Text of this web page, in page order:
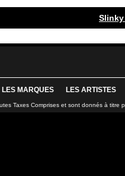
LES MARQUES LES ARTISTES
Taxes Comprises et sont donnés à